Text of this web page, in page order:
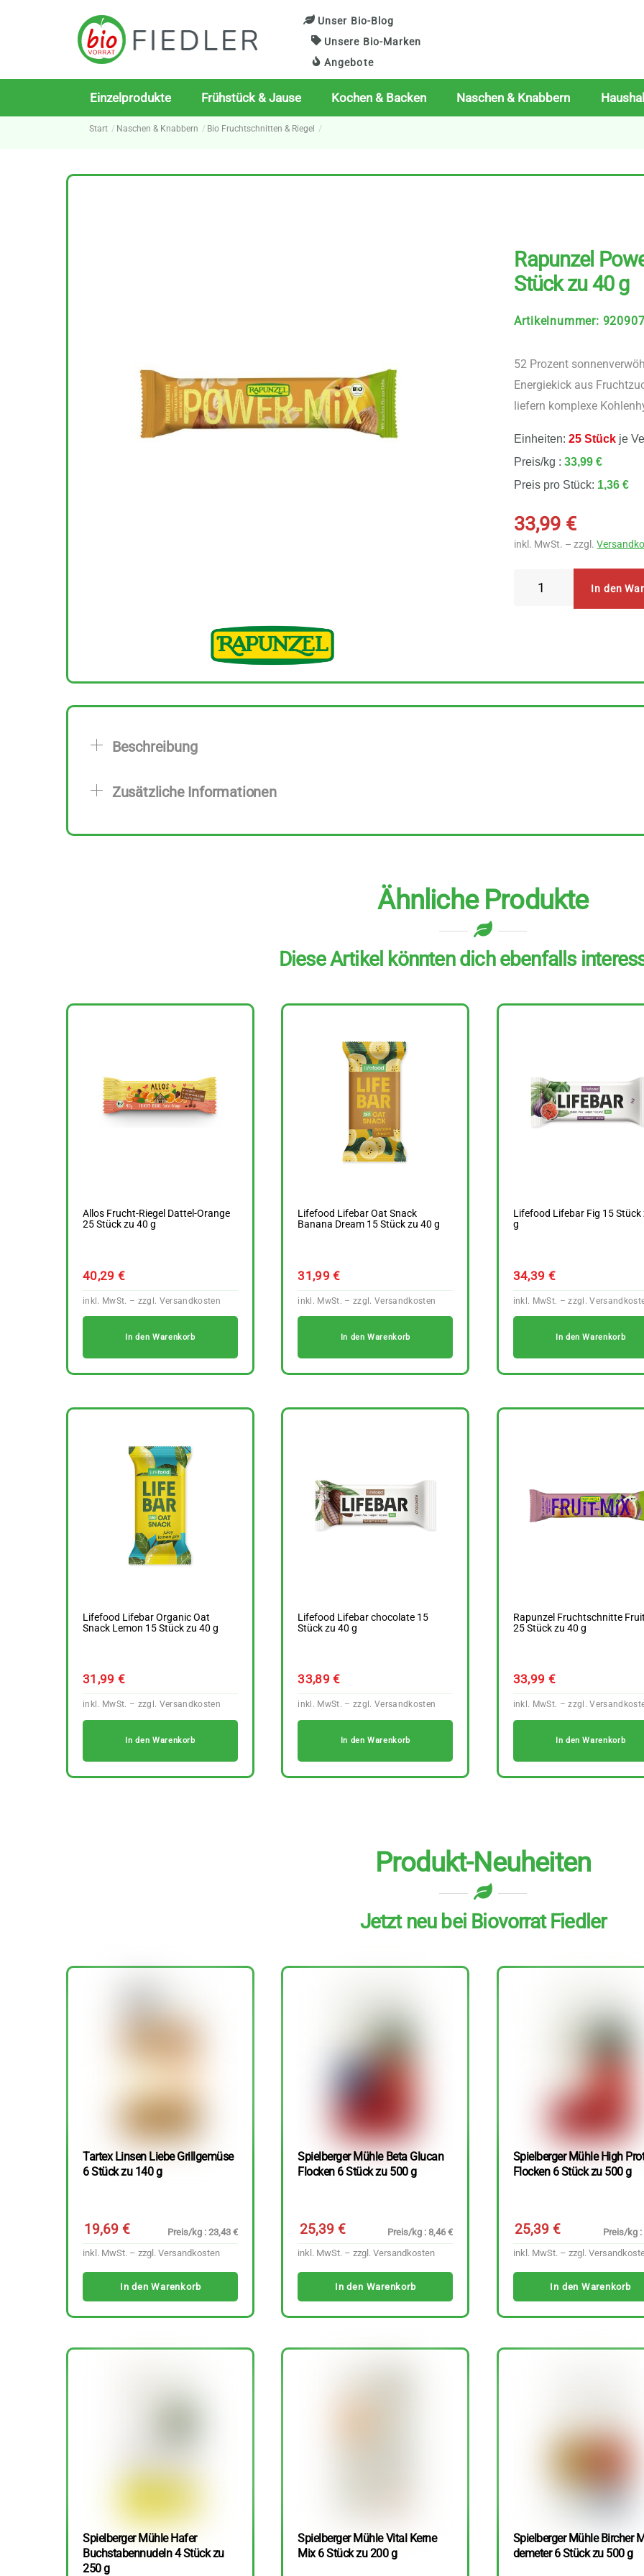
Unser Bio-Blog
Unsere Bio-Marken
Angebote
Einzelprodukte Frühstück & Jause Kochen & Backen Naschen & Knabbern
Start Naschen & Knabbern Bio Fruchtschnitten & Riegel
Rapunzel
Stück zu 40 g
Artikelnummer:
52 Prozent
Energiekick aus
liefern komplexe
Einheiten:25 Stück je
Preis/kg :33,99 €
Preis pro Stück: 1,36 €
33,99 €
inkl. MwSt. – zzgl.
Stück
zu
In den
Beschreibung
Zusätzliche Informationen
Ähnliche Produkte
Diese Artikel könnten dich ebenfalls
Allos Frucht-Riegel Dattel-Orange
25 Stück zu 40 g
40,29€
In den Warenkorb
Lifefood Lifebar Oat Snack
Banana Dream 15 Stück zu 40 g
31,99€
In den Warenkorb
Lifefood Lifebar Fig 15 Stück
g
34,39 €
In den Warenkorb
Lifefood Lifebar Organic Oat
Snack Lemon 15 Stück zu 40 g
31,99€
In den Warenkorb
Lifefood Lifebar chocolate 15
Stück zu 40 g
33,89€
In den Warenkorb
Rapunzel Fruchtschnitte
25 Stück zu 40 g
33,99 €
In den Warenkorb
Produkt-Neuheiten
Jetzt neu bei Biovorrat Fiedler
Tartex Linsen Liebe Grillgemüse
6 Stück zu 140 g
19,69€
Preis/kg : 23,43 €
inkl. MwSt. – zzgl. Versandkosten
In den Warenkorb
Spielberger Mühle Beta Glucan
Flocken 6 Stück zu 500 g
25,39 €
Preis/kg : 8,46 €
inkl. MwSt. – zzgl.Versandkosten
In den Warenkorb
Spielberger Mühle High
Flocken 6 Stück zu 500 g
25,39 €
Preis/kg :
inkl. MwSt. – zzgl.
In den Warenkorb
Spielberger Mühle Hafer
Buchstabennudeln 4 Stück zu
250 g
Spielberger Mühle Vital Kerne
Mix 6 Stück zu 200 g
Spielberger Mühle Bircher
demeter 6 Stück zu 500 g